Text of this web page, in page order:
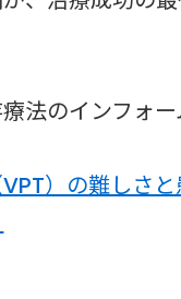
法のインフォ
）の難しさ